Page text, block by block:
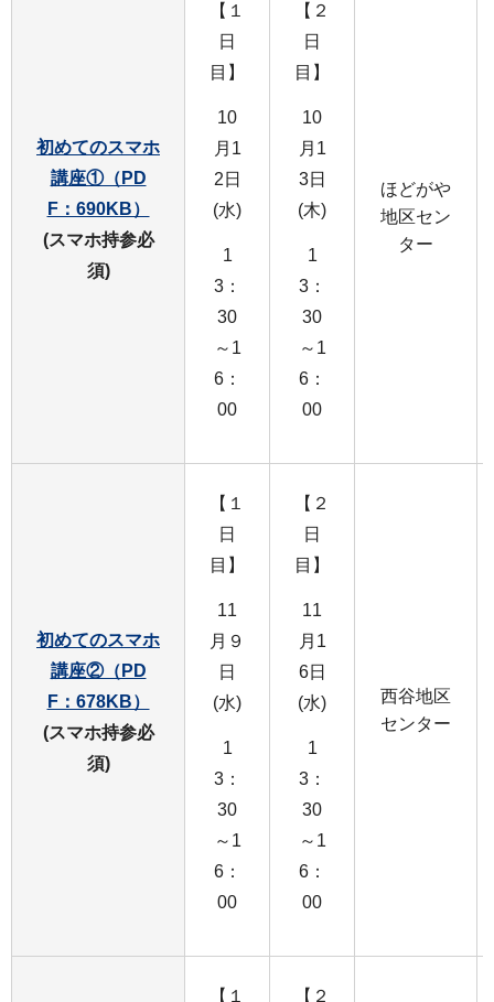
初めてのスマホ
講座①（PD
F：690KB）
(スマホ持参必
須)
【１
日
目】
10
月1
2日
(水)
1
3：
30
～1
6：
00
【２
日
目】
10
月1
3日
(木)
1
3：
30
～1
6：
00
ほどがや
地区セン
ター
初めてのスマホ
講座②（PD
F：678KB）
(スマホ持参必
須)
【１
日
目】
11
月９
日
(水)
1
3：
30
～1
6：
00
【２
日
目】
11
月1
6日
(水)
1
3：
30
～1
6：
00
西谷地区
センター
【１ 【２